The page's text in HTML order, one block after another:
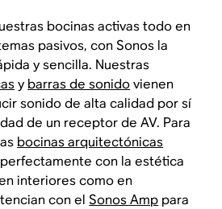
bocinas activas todo en
pasivos, con Sonos la
y sencilla. Nuestras
y barras de sonidovienen
sonido de alta calidad por sí
de un receptor de AV. Para
bocinas arquitectónicas
con la estética
interiores como en
con elSonos Amp para